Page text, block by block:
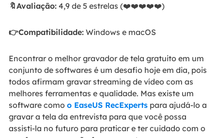
🔖Avaliação:4,9 de 5 estrelas (❤️❤️❤️❤️❤️)
👉Compatibilidade:Windows e macOS
Encontrar o melhor gravador de tela gratuito em um
conjunto de softwares é um desafio hoje em dia, pois
todos afirmam gravar streaming de vídeo com as
melhores ferramentas e qualidade. Mas existe um
software como o EaseUS RecExpertspara ajudá-lo a
gravar a tela da entrevista para que você possa
assisti-la no futuro para praticar e ter cuidado com o